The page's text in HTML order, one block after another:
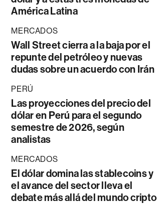
América Latina
MERCADOS
Wall Street cierra a la baja por el
repunte del petróleo y nuevas
dudas sobre un acuerdo con Irán
PERÚ
Las proyecciones del precio del
dólar en Perú para el segundo
semestre de 2026, según
analistas
MERCADOS
El dólar domina las stablecoins y
el avance del sector lleva el
debate más allá del mundo cripto